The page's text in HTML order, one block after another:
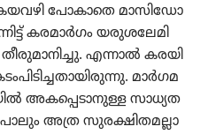
പോകാ​തെ മാസി​ഡോ​
കരമാർഗം യരുശ​ലേ​മി​
എന്നാൽ കരയി​
മാർഗ​മ​
അകപ്പെ​ടാ​നുള്ള സാധ്യ​ത​
അത്ര സുരക്ഷി​ത​മ​ല്ലാ​